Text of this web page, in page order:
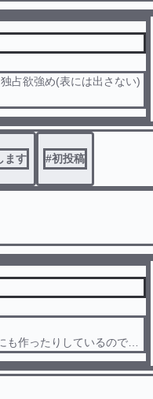
占欲強め(表には出さない)
ます #初投稿
作ったりしているので今
ズバンド（高校生）で統一